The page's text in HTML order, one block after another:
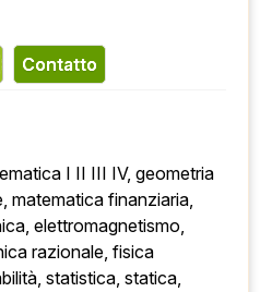
contatto
I II III IV, geometria
matematica finanziaria,
elettromagnetismo,
razionale, fisica
statistica, statica,